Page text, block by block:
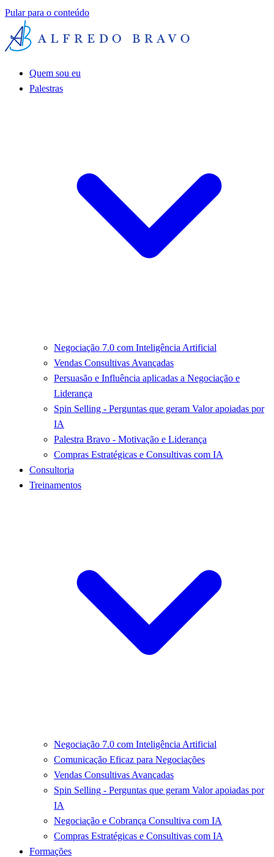
Pular para o conteúdo
Quem sou eu
Palestras
Negociação 7.0 com Inteligência Artificial
Vendas Consultivas Avançadas
Persuasão e Influência aplicadas a Negociação e
Liderança
Spin Selling - Perguntas que geram Valor apoiadas por
IA
Palestra Bravo - Motivação e Liderança
Compras Estratégicas e Consultivas com IA
Consultoria
Treinamentos
Negociação 7.0 com Inteligência Artificial
Comunicação Eficaz para Negociações
Vendas Consultivas Avançadas
Spin Selling - Perguntas que geram Valor apoiadas por
IA
Negociação e Cobrança Consultiva com IA
Compras Estratégicas e Consultivas com IA
Formações